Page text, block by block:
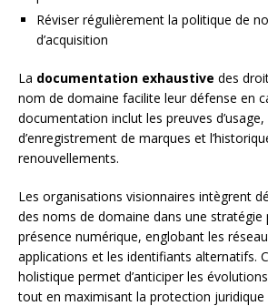
Réviser régulièrement la politique de
d’acquisition
La documentation exhaustive des
nom de domaine facilite leur défense en
documentation inclut les preuves
d’enregistrement de marques et
renouvellements.
Les organisations visionnaires intègrent
des noms de domaine dans une stratégie
présence numérique, englobant les
applications et les identifiants alternatifs.
holistique permet d’anticiper les
tout en maximisant la protection juridique